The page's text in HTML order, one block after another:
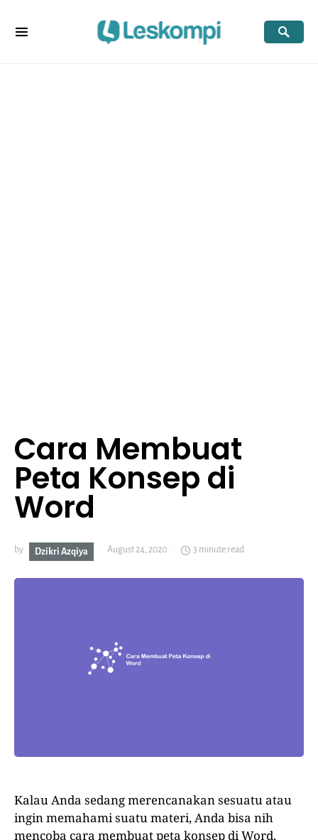
Cara Membuat
Peta Konsep di
Word
by Dzikri Azqiya August 24, 2020 3 minute read
Kalau Anda sedang merencanakan sesuatu atau
ingin memahami suatu materi, Anda bisa nih
mencoba cara membuat peta konsep di Word.